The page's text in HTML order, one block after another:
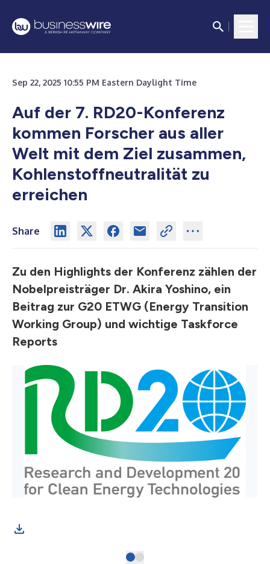
Sep 22, 2025 10:55 PM Eastern Daylight Time
Auf der 7. RD20-Konferenz
kommen Forscher aus aller
Welt mit dem Ziel zusammen,
Kohlenstoffneutralität zu
erreichen
Share
Zu den Highlights der Konferenz zählen der
Nobelpreisträger Dr. Akira Yoshino, ein
Beitrag zur G20 ETWG (Energy Transition
Working Group) und wichtige Taskforce
Reports